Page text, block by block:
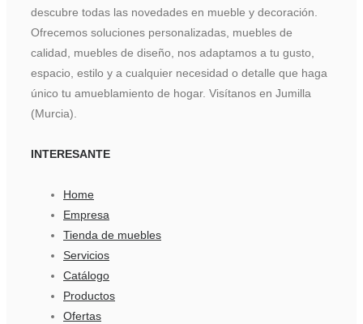
descubre todas las novedades en mueble y decoración.
Ofrecemos soluciones personalizadas, muebles de
calidad, muebles de diseño, nos adaptamos a tu gusto,
espacio, estilo y a cualquier necesidad o detalle que haga
único tu amueblamiento de hogar. Visítanos en Jumilla
(Murcia).
INTERESANTE
Home
Empresa
Tienda de muebles
Servicios
Catálogo
Productos
Ofertas